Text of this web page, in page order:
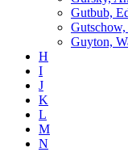
Gutbub,
Guyton,
H
I
J
K
L
M
N